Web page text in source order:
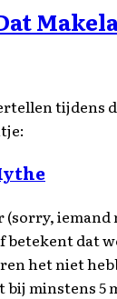
tijdens
(sorry, iemand
betekent dat
het niet
bij minstens 5